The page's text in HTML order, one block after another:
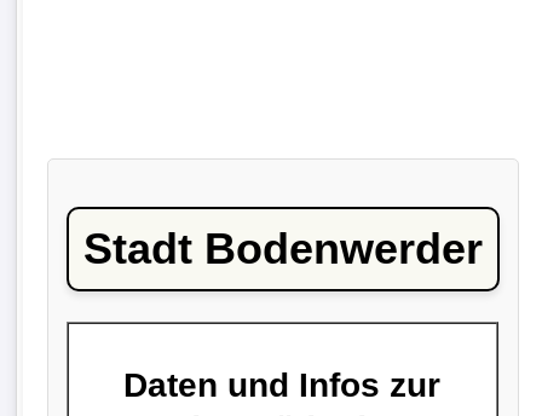
Stadt Bodenwerder
Daten und Infos zur